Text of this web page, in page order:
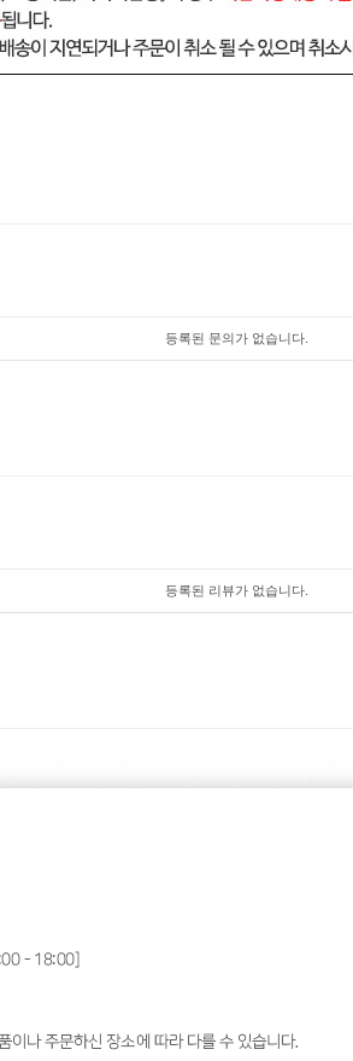
등록된 문의가 없습니다.
등록된 리뷰가 없습니다.